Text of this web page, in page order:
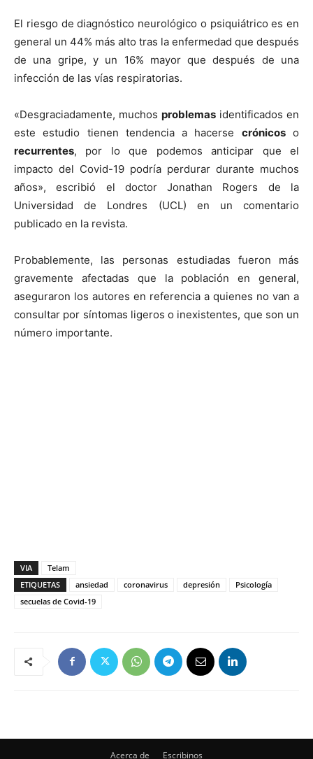
El riesgo de diagnóstico neurológico o psiquiátrico es en
general un 44% más alto tras la enfermedad que después
de una gripe, y un 16% mayor que después de una
infección de las vías respiratorias.
«Desgraciadamente, muchos problemas identificados en
este estudio tienen tendencia a hacerse crónicoso
recurrentes, por lo que podemos anticipar que el
impacto del Covid-19 podría perdurar durante muchos
años», escribió el doctor Jonathan Rogers de la
Universidad de Londres (UCL) en un comentario
publicado en la revista.
Probablemente, las personas estudiadas fueron más
gravemente afectadas que la población en general,
aseguraron los autores en referencia a quienes no van a
consultar por síntomas ligeros o inexistentes, que son un
número importante.
VIA
Telam
ETIQUETAS
ansiedad coronavirus depresión
Psicología
secuelas de Covid-19
Acerca de Escribinos